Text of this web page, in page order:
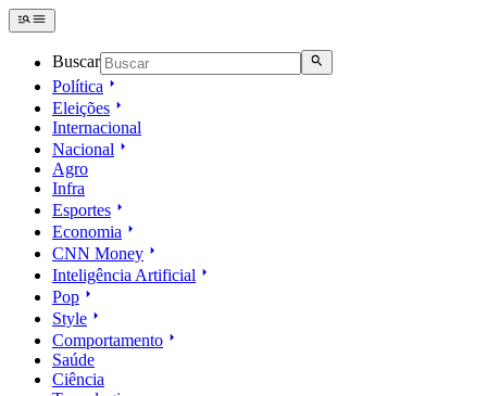
Buscar
Política
Eleições
Internacional
Nacional
Agro
Infra
Esportes
Economia
CNN Money
Inteligência Artificial
Pop
Style
Comportamento
Saúde
Ciência